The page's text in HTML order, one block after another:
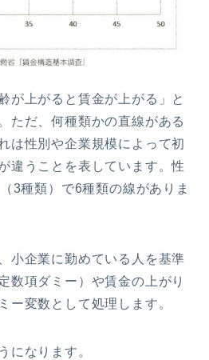
が上がると賃金が上がる」と
ただ、何種類かの直線がある
は性別や企業規模によって初
違うことを表しています。性
3種類）で6種類の線がありま
小企業に勤めている人を基準
数項ダミー）や賃金の上がり
ー変数として処理します。
になります。